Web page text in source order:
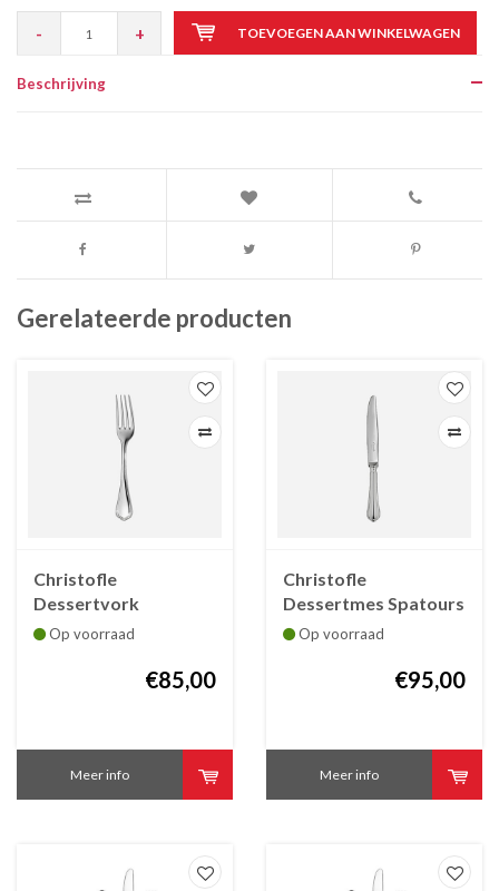
- + TOEVOEGEN AAN WINKELWAGEN
Beschrijving
Gerelateerde producten
Christofle
Dessertvork
Spatours verzilverd
Op voorraad
€85,00
Meer info
Christofle
Dessertmes Spatours
verzilverd
Op voorraad
€95,00
Meer info